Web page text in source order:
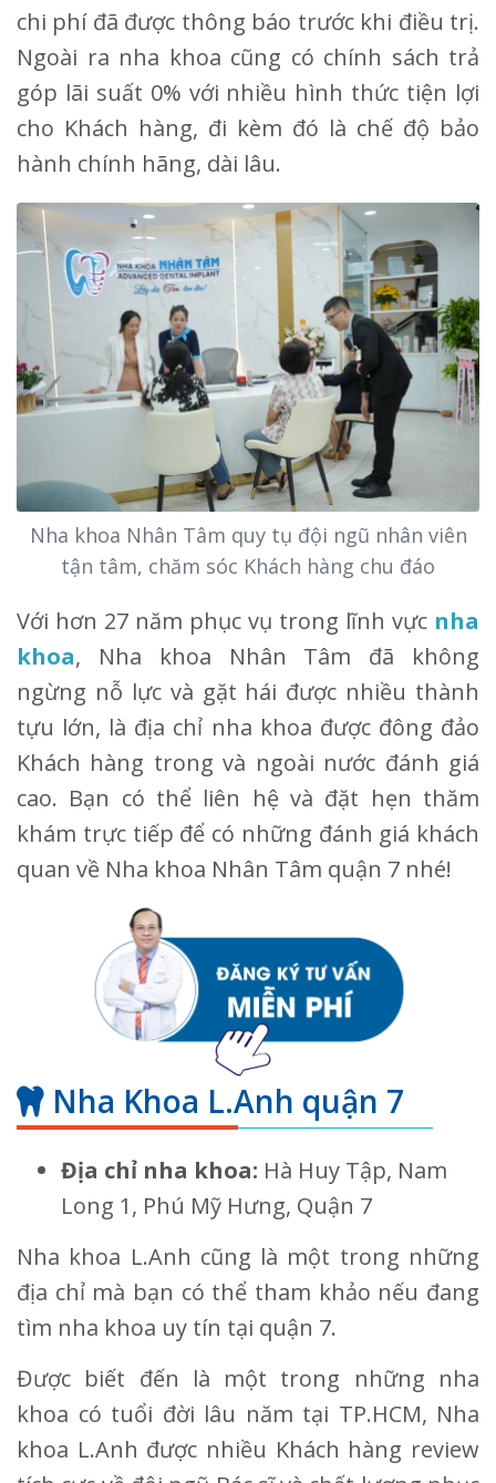
chi phí đã được thông báo trước khi điều trị.
Ngoài ra nha khoa cũng có chính sách trả
góp lãi suất 0% với nhiều hình thức tiện lợi
cho Khách hàng, đi kèm đó là chế độ bảo
hành chính hãng, dài lâu.
Nha khoa Nhân Tâm quy tụ đội ngũ nhân viên
tận tâm, chăm sóc Khách hàng chu đáo
Với hơn 27 năm phục vụ trong lĩnh vực nha
khoa, Nha khoa Nhân Tâm đã không
ngừng nỗ lực và gặt hái được nhiều thành
tựu lớn, là địa chỉ nha khoa được đông đảo
Khách hàng trong và ngoài nước đánh giá
cao. Bạn có thể liên hệ và đặt hẹn thăm
khám trực tiếp để có những đánh giá khách
quan về Nha khoa Nhân Tâm quận 7 nhé!
Nha Khoa L.Anh quận 7
Địa chỉ nha khoa: Hà Huy Tập, Nam
Long 1, Phú Mỹ Hưng, Quận 7
Nha khoa L.Anh cũng là một trong những
địa chỉ mà bạn có thể tham khảo nếu đang
tìm nha khoa uy tín tại quận 7.
Được biết đến là một trong những nha
khoa có tuổi đời lâu năm tại TP.HCM, Nha
khoa L.Anh được nhiều Khách hàng review